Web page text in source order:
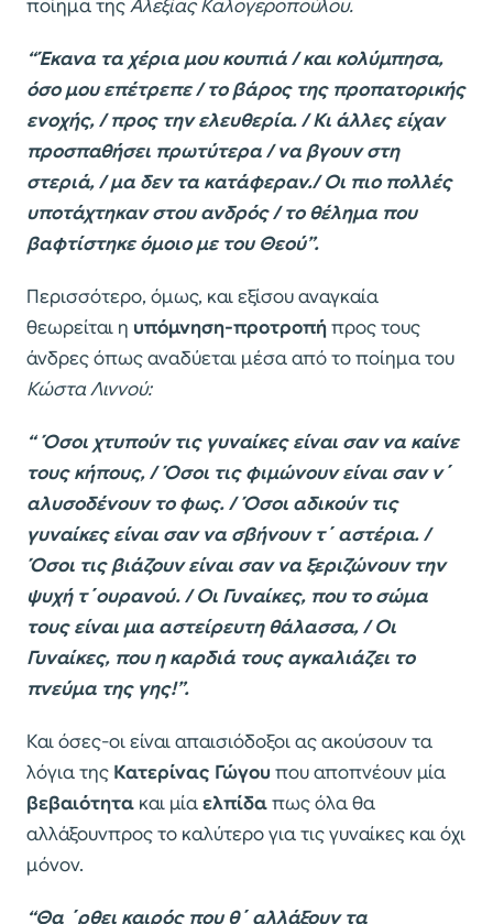
ποίημα τηςΑλεξίας Καλογεροπούλου.
“Έκανα τα χέρια μου κουπιά / και κολύμπησα,
όσο μου επέτρεπε / το βάρος της προπατορικής
ενοχής, / προς την ελευθερία. / Κι άλλες είχαν
προσπαθήσει πρωτύτερα / να βγουν στη
στεριά, / μα δεν τα κατάφεραν./ Οι πιο πολλές
υποτάχτηκαν στου ανδρός / το θέλημα που
βαφτίστηκε όμοιο με του Θεού”.
Περισσότερο, όμως, και εξίσου αναγκαία
θεωρείται η υπόμνηση-προτροπήπρος τους
άνδρες όπως αναδύεται μέσα από το ποίημα του
Κώστα Λιννού:
“ Όσοι χτυπούν τις γυναίκες είναι σαν να καίνε
τους κήπους, / Όσοι τις φιμώνουν είναι σαν ν΄
αλυσοδένουν το φως. / Όσοι αδικούν τις
γυναίκες είναι σαν να σβήνουν τ΄ αστέρια. /
Όσοι τις βιάζουν είναι σαν να ξεριζώνουν την
ψυχή τ΄ουρανού. / Οι Γυναίκες, που το σώμα
τους είναι μια αστείρευτη θάλασσα, / Οι
Γυναίκες, που η καρδιά τους αγκαλιάζει το
πνεύμα της γης!”.
Και όσες-οι είναι απαισιόδοξοι ας ακούσουν τα
λόγια της Κατερίνας Γώγου που αποπνέουν μία
βεβαιότητα και μίαελπίδαπως όλα θα
αλλάξουνπρος το καλύτερο για τις γυναίκες και όχι
μόνον.
“Θα ΄ρθει καιρός που θ΄ αλλάξουν τα